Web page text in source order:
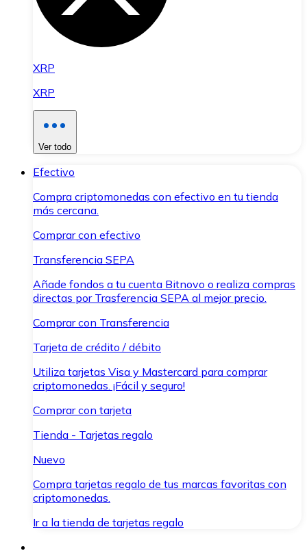
XRP
XRP
Ver todo
Efectivo
Compra criptomonedas con efectivo en tu tienda
más cercana.
Comprar con efectivo
Transferencia SEPA
Añade fondos a tu cuenta Bitnovo o realiza compras
directas por Trasferencia SEPA al mejor precio.
Comprar con Transferencia
Tarjeta de crédito / débito
Utiliza tarjetas Visa y Mastercard para comprar
criptomonedas. ¡Fácil y seguro!
Comprar con tarjeta
Tienda - Tarjetas regalo
Nuevo
Compra tarjetas regalo de tus marcas favoritas con
criptomonedas.
Ir a la tienda de tarjetas regalo